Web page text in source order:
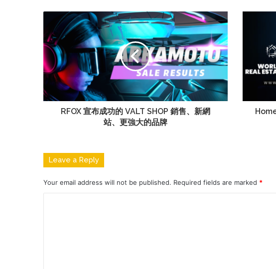
RFOX 宣布成功的 VALT SHOP 銷售、新網
站、更強大的品牌
Leave a Reply
Your email address will not be published. Required fields are marked *